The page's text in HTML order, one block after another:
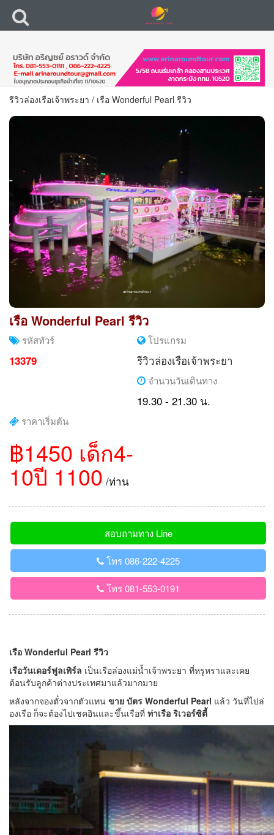
รีวิวล่องเรือเจ้าพระยา / เรือ Wonderful Pearl รีวิว
เรือ Wonderful Pearl รีวิว
รหัสทัวร์
13379
โปรแกรม
รีวิวล่องเรือเจ้าพระยา
จำนวนวันเดินทาง
19.30 - 21.30 น.
ราคาเริ่มต้น
฿1450 เด็ก4-
10ปี 1100 /ท่าน
สอบถามทาง Line
โทร 086-222-4225
โทร 081-553-0191
เรือ Wonderful Pearl รีวิว
เรือวันเดอร์ฟูลเพิร์ล เป็นเรือล่องแม่น้ำเจ้าพระยา ที่หรูหราและเคย
ต้อนรับลูกค้าต่างประเทศมาแล้วมากมาย
หลังจากจองตั๋วจากตัวแทน ขาย บัตร Wonderful Pearl แล้ว วันที่ไปล่
องเรือ ก็จะต้องไปเชคอินและขึ้นเรือที่ ท่าเรือ ริเวอร์ซิตี้